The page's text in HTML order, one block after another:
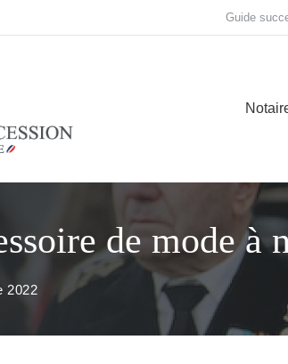
Guide
de mode à
2022